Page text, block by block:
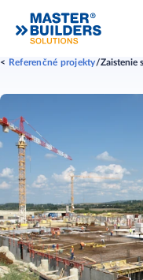
Referenčné projekty Zaistenie stabilných vlastností